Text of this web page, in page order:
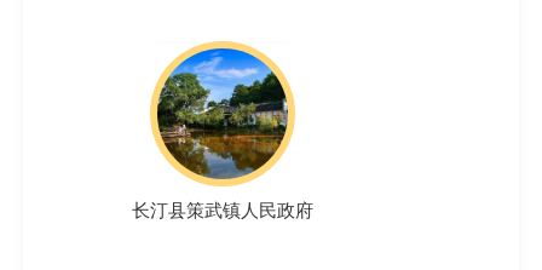
长汀县策武镇人民政府